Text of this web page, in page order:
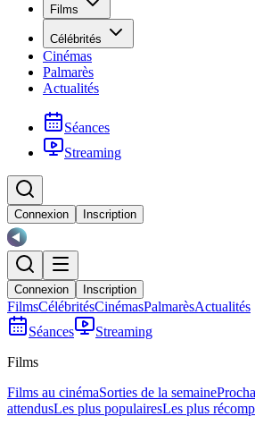
Films
Célébrités
Cinémas
Palmarès
Actualités
Séances
Streaming
Connexion Inscription
Connexion Inscription
FilmsCélébritésCinémasPalmarèsActualités
Séances
Streaming
Films
Films au cinémaSorties de la semaine
attendusLes plus populairesLes plus